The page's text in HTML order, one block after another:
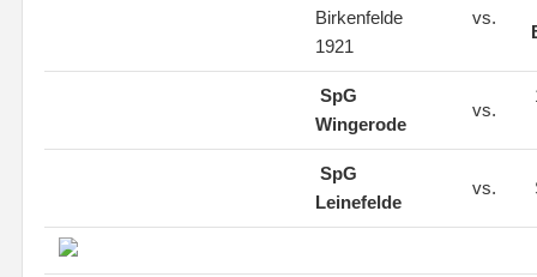
Birkenfelde
1921
vs.
SpG
Wingerode
vs.
SpG
Leinefelde
vs.